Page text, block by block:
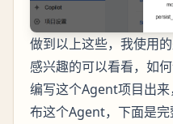
做到以上这些，我使用
感兴趣的可以看看，如
编写这个Agent项目出
布这个Agent，下面是完